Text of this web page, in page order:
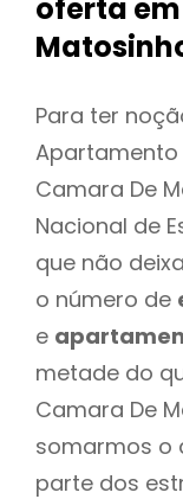
oferta
Para ter
Apartamento
Camara De
Nacional de
que não
o número de
e
metade do
Camara De
somarmos o
parte dos